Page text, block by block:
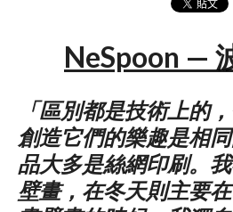
NeSpoon —
「區別都是技術上的
創造它們的樂趣是相
品大多是絲網印刷。
壁畫，在冬天則主要